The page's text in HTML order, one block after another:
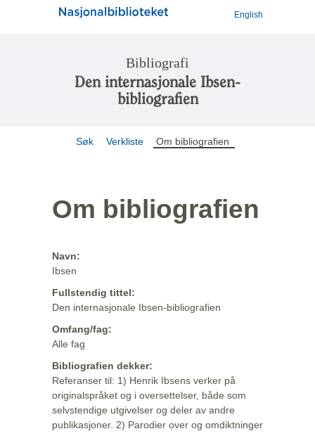
English
Bibliografi
Den internasjonale Ibsen-
bibliografien
Søk Verkliste Om bibliografien
Om bibliografien
Navn:
Ibsen
Fullstendig tittel:
Den internasjonale Ibsen-bibliografien
Omfang/fag:
Alle fag
Bibliografien dekker:
Referanser til: 1) Henrik Ibsens verker på
originalspråket og i oversettelser, både som
selvstendige utgivelser og deler av andre
publikasjoner. 2) Parodier over og omdiktninger